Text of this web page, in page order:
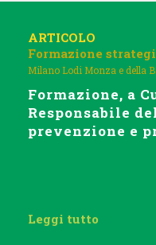
ARTICOLO
Formazione
Milano Lodi Monza e della
Formazione, a
Responsabile
prevenzione e
Leggi tutto